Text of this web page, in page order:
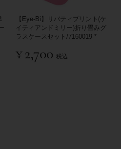
【Eye-Bi】リバティプリント(ケ
イティアンドミリー)折り畳みグ
ラスケースセット/7160019-*
¥2,700 税込